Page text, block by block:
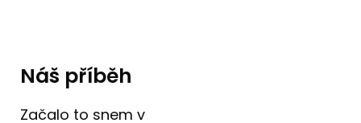
Náš příběh
Začalo to snem v